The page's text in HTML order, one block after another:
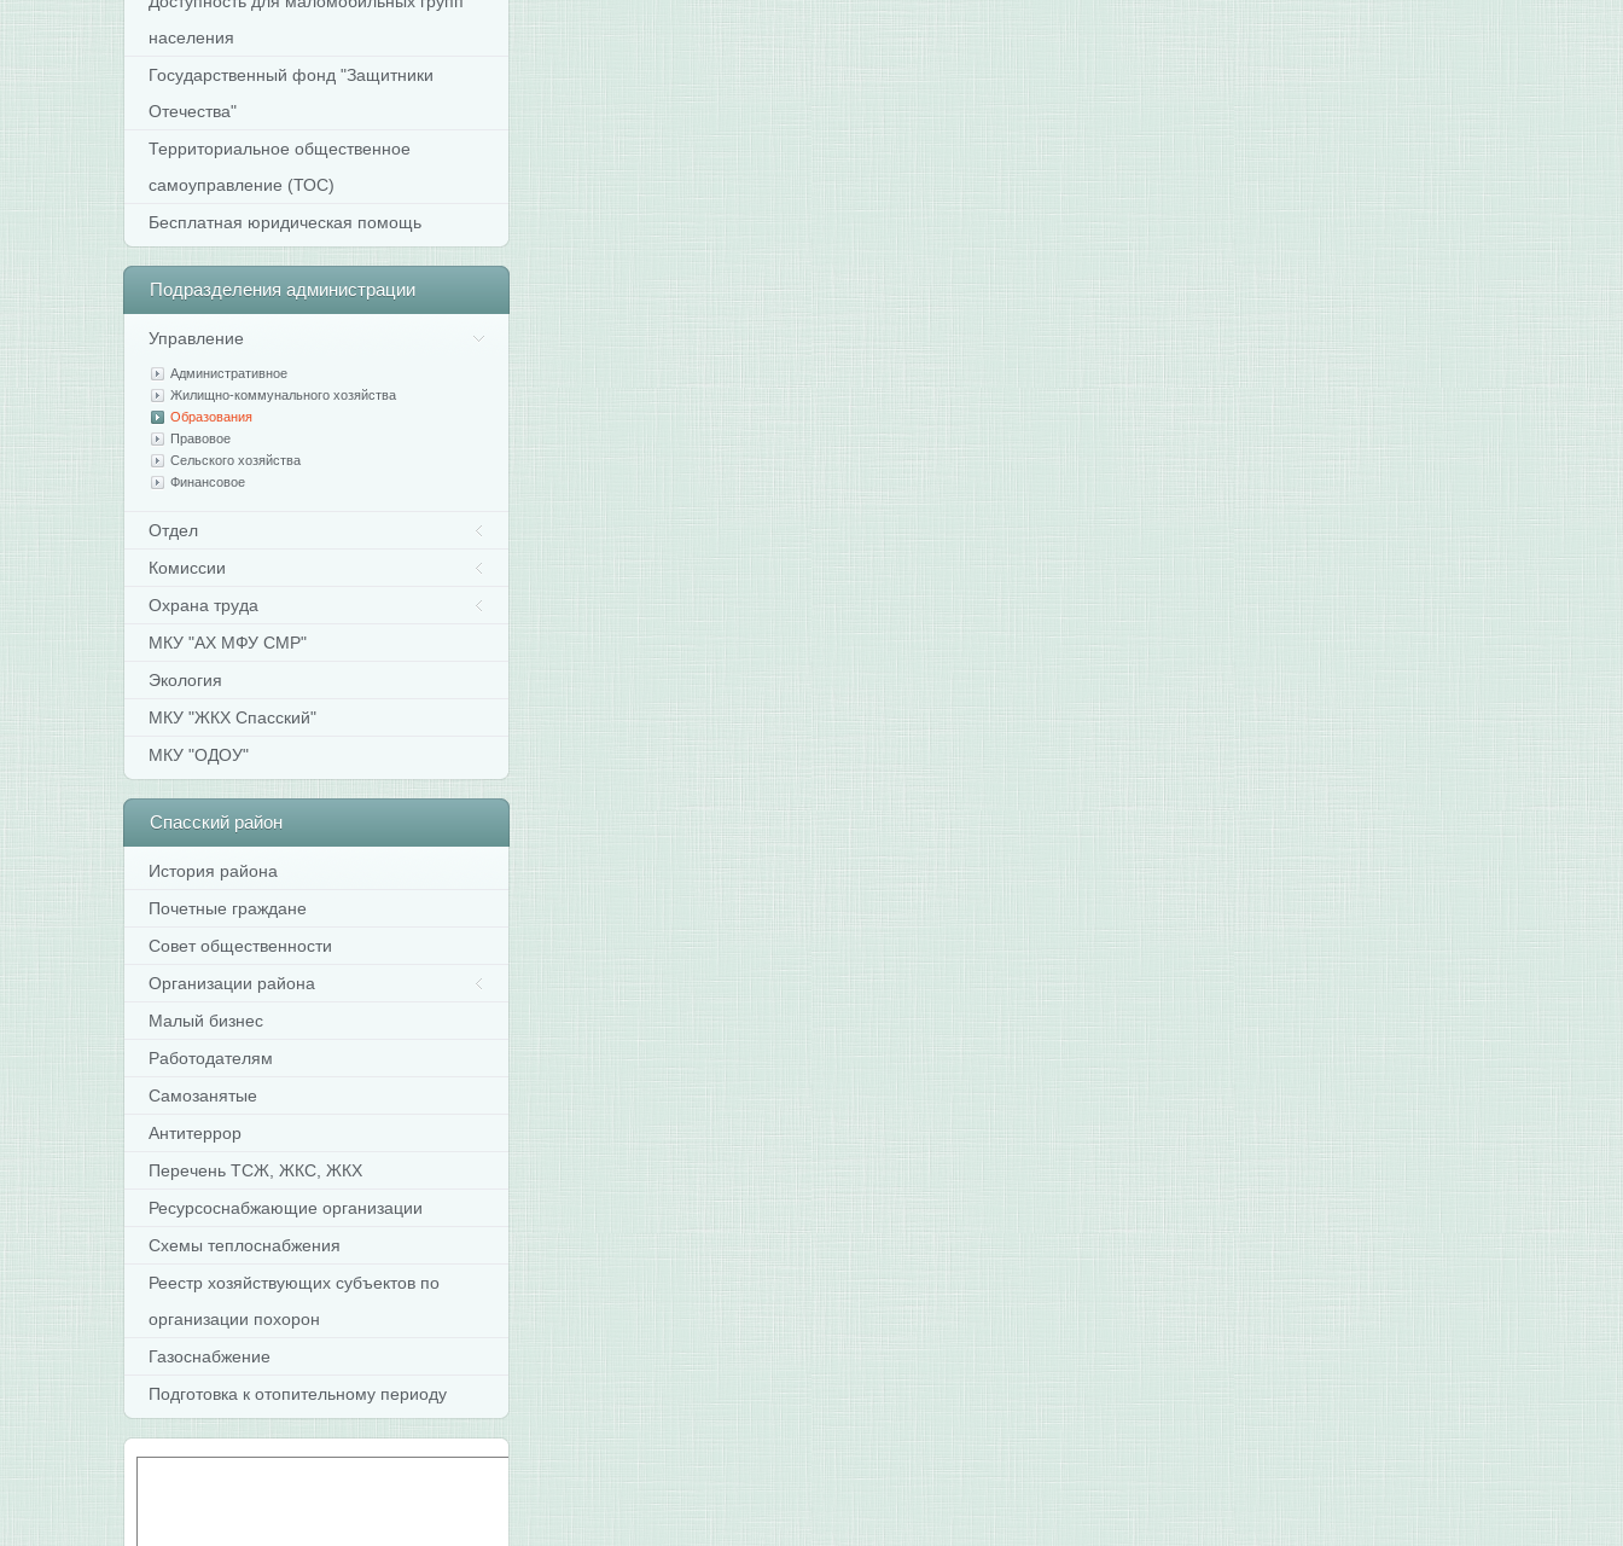
населения
Государственный фонд "Защитники
Отечества"
Территориальное общественное
самоуправление (ТОС)
Бесплатная юридическая помощь
Подразделения администрации
Управление
Административное
Жилищно-коммунального хозяйства
Образования
Правовое
Сельского хозяйства
Финансовое
Отдел
Комиссии
Охрана труда
МКУ "АХ МФУ СМР"
Экология
МКУ "ЖКХ Спасский"
МКУ "ОДОУ"
Спасский район
История района
Почетные граждане
Совет общественности
Организации района
Малый бизнес
Работодателям
Самозанятые
Антитеррор
Перечень ТСЖ, ЖКС, ЖКХ
Ресурсоснабжающие организации
Схемы теплоснабжения
Реестр хозяйствующих субъектов по
организации похорон
Газоснабжение
Подготовка к отопительному периоду